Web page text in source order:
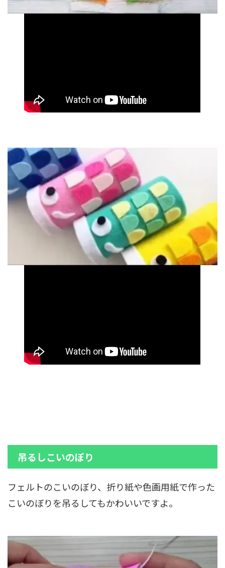
吊るしこいのぼり
フェルトのこいのぼり、折り紙や色画用紙で作った
こいのぼりを吊るしてもかわいいですよ。